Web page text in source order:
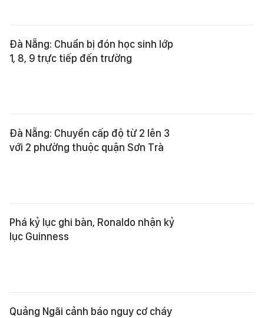
Đà Nẵng: Chuẩn bị đón học sinh lớp
1, 8, 9 trực tiếp đến trường
Đà Nẵng: Chuyển cấp độ từ 2 lên 3
với 2 phường thuộc quận Sơn Trà
Phá kỷ lục ghi bàn, Ronaldo nhận kỷ
lục Guinness
Quảng Ngãi cảnh báo nguy cơ cháy